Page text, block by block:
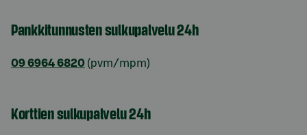
Pankkitunnusten sulkupalvelu 24h
09 6964 6820 (pvm/mpm)
Korttien sulkupalvelu 24h